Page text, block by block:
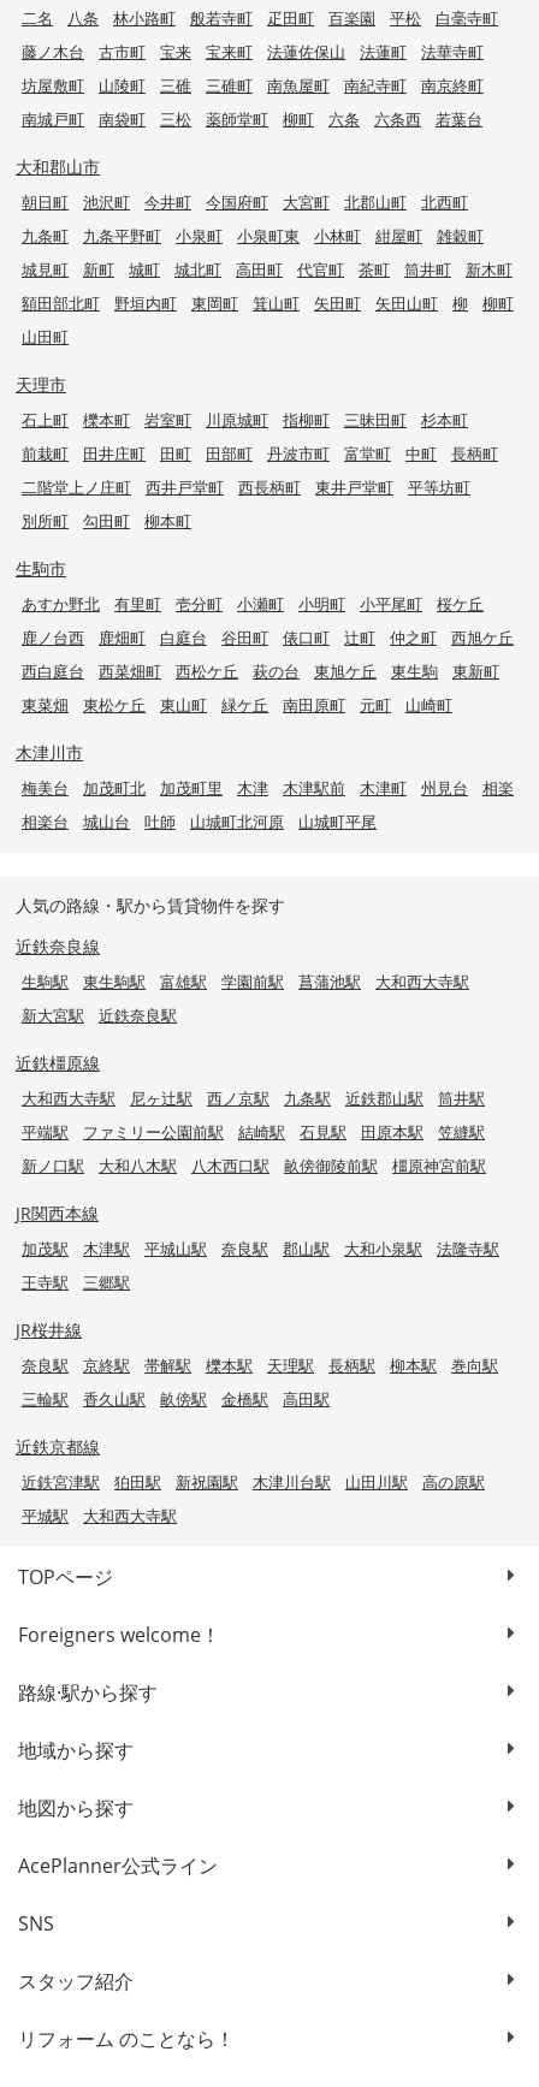
二名
八条 林小路町 般若寺町 疋田町 百楽園 平松
白毫寺町
藤ノ木台
古市町 宝来 宝来町 法蓮佐保山 法蓮町
法華寺町
坊屋敷町
山陵町 三碓 三碓町 南魚屋町 南紀寺町
南京終町
南城戸町
南袋町 三松 薬師堂町 柳町 六条 六条西 若葉台
大和郡山市
朝日町 池沢町 今井町 今国府町 大宮町 北郡山町
北西町
九条町
九条平野町 小泉町 小泉町東 小林町 紺屋町
雑穀町
城見町
新町 城町 城北町 高田町 代官町 茶町 筒井町
新木町
額田部北町
野垣内町 東岡町 箕山町 矢田町 矢田山町 柳
柳町
山田町
天理市
石上町 櫟本町 岩室町 川原城町 指柳町 三昧田町
杉本町
前栽町
田井庄町 田町 田部町 丹波市町 富堂町 中町
長柄町
二階堂上ノ庄町
西井戸堂町 西長柄町 東井戸堂町
平等坊町
別所町
勾田町 柳本町
生駒市
あすか野北 有里町 壱分町 小瀬町 小明町 小平尾町
桜ケ丘
鹿ノ台西
鹿畑町 白庭台 谷田町 俵口町 辻町 仲之町
西旭ケ丘
西白庭台
西菜畑町 西松ケ丘 萩の台 東旭ケ丘 東生駒
東新町
東菜畑
東松ケ丘 東山町 緑ケ丘 南田原町 元町 山崎町
木津川市
梅美台 加茂町北 加茂町里 木津 木津駅前 木津町 州見台
相楽
相楽台
城山台 吐師 山城町北河原 山城町平尾
人気の路線・駅から賃貸物件を探す
近鉄奈良線
生駒駅 東生駒駅 富雄駅 学園前駅 菖蒲池駅
大和西大寺駅
新大宮駅
近鉄奈良駅
近鉄橿原線
大和西大寺駅 尼ヶ辻駅 西ノ京駅 九条駅 近鉄郡山駅
筒井駅
平端駅
ファミリー公園前駅 結崎駅 石見駅 田原本駅
笠縫駅
新ノ口駅
大和八木駅 八木西口駅 畝傍御陵前駅 橿原神宮前駅
JR関西本線
加茂駅 木津駅 平城山駅 奈良駅 郡山駅 大和小泉駅
法隆寺駅
王寺駅
三郷駅
JR桜井線
奈良駅 京終駅 帯解駅 櫟本駅 天理駅 長柄駅 柳本駅
巻向駅
三輪駅
香久山駅 畝傍駅 金橋駅 高田駅
近鉄京都線
近鉄宮津駅 狛田駅 新祝園駅 木津川台駅 山田川駅
高の原駅
平城駅
大和西大寺駅
TOPページ
Foreigners welcome！
路線·駅から探す
地域から探す
地図から探す
AcePlanner公式ライン
SNS
スタッフ紹介
リフォーム のことなら！